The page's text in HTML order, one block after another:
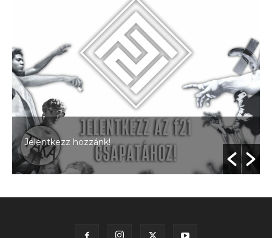
Jelentkezz hozzánk!